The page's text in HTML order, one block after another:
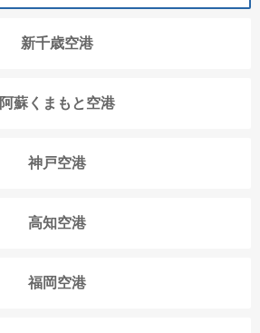
新千歳空港
阿蘇くまもと空港
神戸空港
高知空港
福岡空港